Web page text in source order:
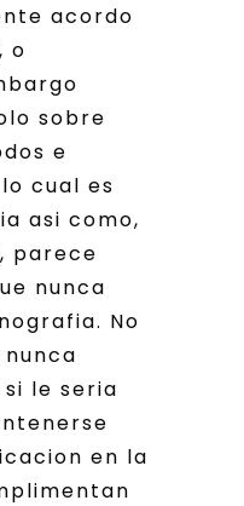
acordo
o
sobre
e
cual es
asi­ como,
parece
nunca
No
le seri­a
en la